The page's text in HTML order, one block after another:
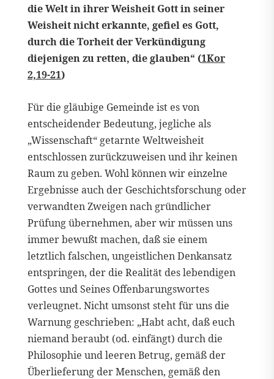
die Welt in ihrer Weisheit Gott in seiner
Weisheit nicht erkannte, gefiel es Gott,
durch die Torheit der Verkündigung
diejenigen zu retten, die glauben“ (1Kor
2,19-21)
Für die gläubige Gemeinde ist es von
entscheidender Bedeutung, jegliche als
„Wissenschaft“ getarnte Weltweisheit
entschlossen zurückzuweisen und ihr keinen
Raum zu geben. Wohl können wir einzelne
Ergebnisse auch der Geschichtsforschung oder
verwandten Zweigen nach gründlicher
Prüfung übernehmen, aber wir müssen uns
immer bewußt machen, daß sie einem
letztlich falschen, ungeistlichen Denkansatz
entspringen, der die Realität des lebendigen
Gottes und Seines Offenbarungswortes
verleugnet. Nicht umsonst steht für uns die
Warnung geschrieben: „Habt acht, daß euch
niemand beraubt (od. einfängt) durch die
Philosophie und leeren Betrug, gemäß der
Überlieferung der Menschen, gemäß den